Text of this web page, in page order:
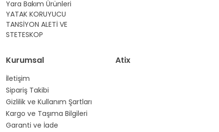
Yara Bakım Ürünleri
YATAK KORUYUCU
TANSİYON ALETİ VE
STETESKOP
Kurumsal
İletişim
Sipariş Takibi
Gizlilik ve Kullanım Şartları
Kargo ve Taşıma Bilgileri
Garanti ve İade
Atix